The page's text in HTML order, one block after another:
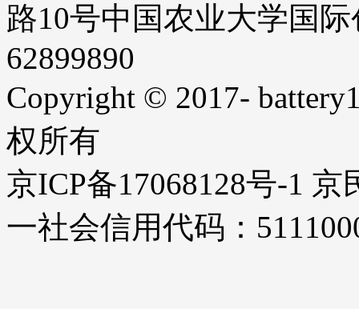
路10号中国农业大学国
62899890
Copyright © 2017-
权所有
京ICP备17068128号-1
一社会信用代码：